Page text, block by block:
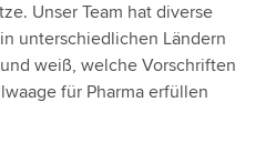
Unser Team hat diverse
in unterschiedlichen Ländern
weiß, welche Vorschriften
für Pharma erfüllen